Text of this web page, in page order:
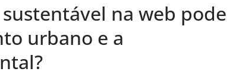
na web pode
urbano e a